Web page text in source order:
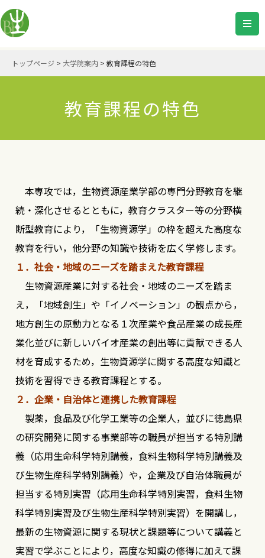
トップページ > 大学院案内 > 教育課程の特色
教育課程の特色
本専攻では，生物資源産業学部の専門分野教育を継
続・深化させるとともに，教育クラスター等の分野横
断型教育により，「生物資源学」の枠を超えた高度な
教育を行い，他分野の知識や技術を広く学修します。
１．社会・地域のニーズを踏まえた教育課程
生物資源産業に対する社会・地域のニーズを踏ま
え，「地域創生」や「イノベーション」の観点から，
地方創生の原動力となる１次産業や食品産業の成長産
業化並びに新しいバイオ産業の創出等に貢献できる人
材を育成するため，生物資源学に関する高度な知識と
技術を習得できる教育課程とする。
２．企業・自治体と連携した教育課程
製薬，食品及び化学工業等の企業人，並びに徳島県
の研究開発に関する事業部等の職員が担当する特別講
義（応用生命科学特別講義，食料生物科学特別講義及
び生物生産科学特別講義）や，企業及び自治体職員が
担当する特別実習（応用生命科学特別実習，食料生物
科学特別実習及び生物生産科学特別実習）を開講し，
最新の生物資源に関する現状と課題等について講義と
実習で学ぶことにより，高度な知識の修得に加えて課